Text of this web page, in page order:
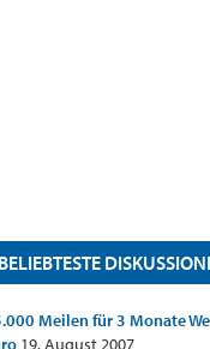
BELIEBTESTE
Meilen für 3 Monate
19. August 2007